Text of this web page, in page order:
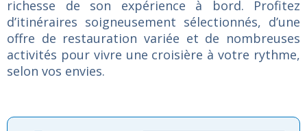
richesse de son expérience à bord. Profitez
d’itinéraires soigneusement sélectionnés, d’une
offre de restauration variée et de nombreuses
activités pour vivre une croisière à votre rythme,
selon vos envies.